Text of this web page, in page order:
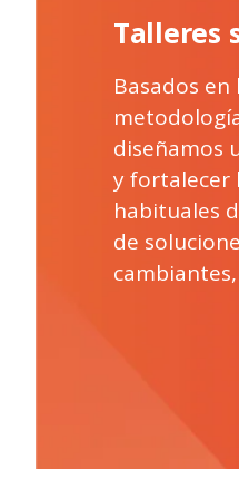
Talleres
Basados
diseñamos
y fortalecer
habituales
de